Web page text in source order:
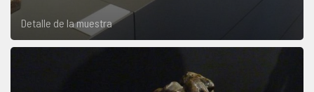
Detalle de la muestra